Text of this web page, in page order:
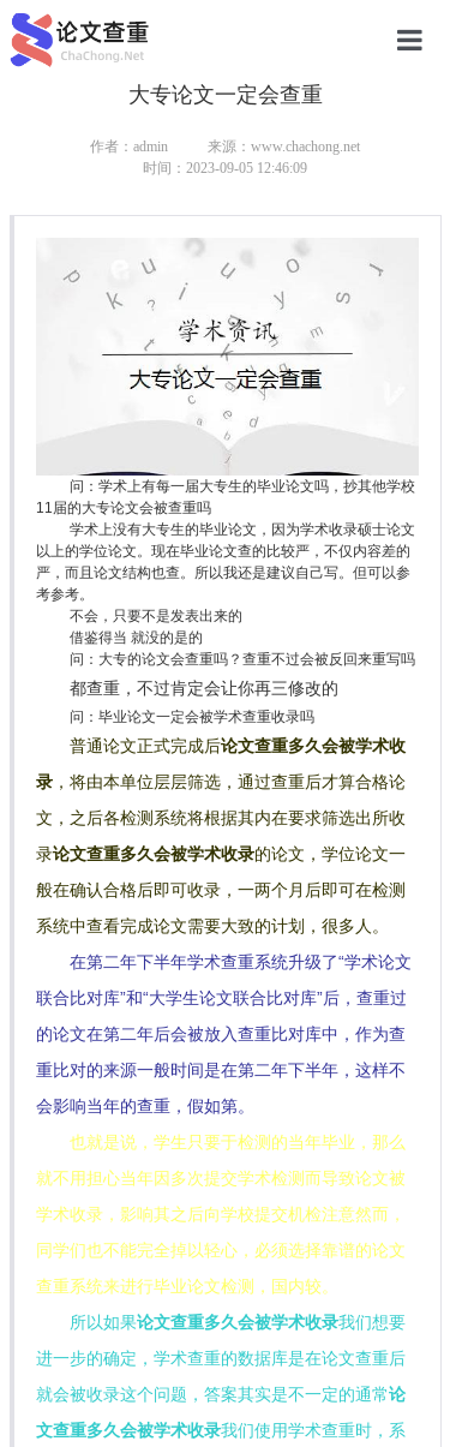
大专论文一定会查重
作者：admin
来源：www.chachong.net
时间：2023-09-05 12:46:09
问：学术上有每一届大专生的毕业论文吗，抄其他学校
11届的大专论文会被查重吗
学术上没有大专生的毕业论文，因为学术收录硕士论文
以上的学位论文。现在毕业论文查的比较严，不仅内容差的
严，而且论文结构也查。所以我还是建议自己写。但可以参
考参考。
不会，只要不是发表出来的
借鉴得当 就没的是的
问：大专的论文会查重吗？查重不过会被反回来重写吗
都查重，不过肯定会让你再三修改的
问：毕业论文一定会被学术查重收录吗
普通论文正式完成后论文查重多久会被学术收
录，将由本单位层层筛选，通过查重后才算合格论
文，之后各检测系统将根据其内在要求筛选出所收
录论文查重多久会被学术收录的论文，学位论文一
般在确认合格后即可收录，一两个月后即可在检测
系统中查看完成论文需要大致的计划，很多人。
在第二年下半年学术查重系统升级了“学术论文
联合比对库”和“大学生论文联合比对库”后，查重过
的论文在第二年后会被放入查重比对库中，作为查
重比对的来源一般时间是在第二年下半年，这样不
会影响当年的查重，假如第。
也就是说，学生只要于检测的当年毕业，那么
就不用担心当年因多次提交学术检测而导致论文被
学术收录，影响其之后向学校提交机检注意然而，
同学们也不能完全掉以轻心，必须选择靠谱的论文
查重系统来进行毕业论文检测，国内较。
所以如果论文查重多久会被学术收录我们想要
进一步的确定，学术查重的数据库是在论文查重后
就会被收录这个问题，答案其实是不一定的通常论
文查重多久会被学术收录我们使用学术查重时，系